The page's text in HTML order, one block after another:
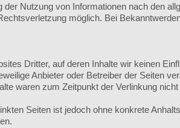
Nutzung von Informationen nach den
möglich. Bei
Dritter, auf deren Inhalte wir keinen
Anbieter oder Betreiber der Seiten
waren zum Zeitpunkt der Verlinkung nicht
Seiten ist jedoch ohne konkrete